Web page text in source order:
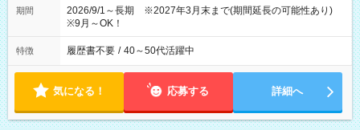
期間
2026/9/1～長期 ※2027年3月末まで(期間延長の可能性あり)
※9月～OK！
特徴 履歴書不要 / 40～50代活躍中
気になる！ 応募する 詳細へ